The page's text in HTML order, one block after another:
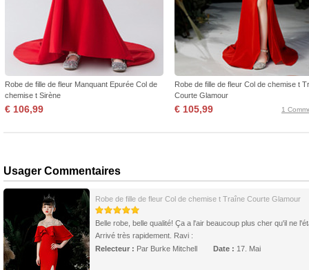
Robe de fille de fleur Manquant Epurée Col de
chemise t Sirène
€ 106,99
Robe de fille de fleur Col de chemise t
Courte Glamour
€ 105,99 1
Usager Commentaires
Robe de fille de fleur Col de chemise t Traîne Courte Glamour
Belle robe, belle qualité! Ça a l'air beaucoup plus cher qu'il ne
Arrivé très rapidement. Ravi :
Relecteur : Par Burke Mitchell Date : 17. Mai